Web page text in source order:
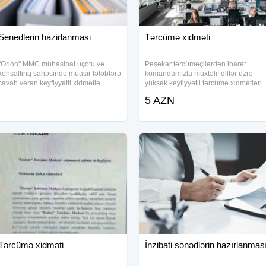
hazirlanmasi
MMC mühasibat uçotu və
konsaltinq sahəsində müasir tələblərə
verən keyfiyyətli xidmətlə
Tərcümə xidməti
Peşəkar tərcüməçilərdən ibarət
komandamızla müxtəlif dillər üzrə
yüksək keyfiyyətli tərcümə xidmətləri
dəqiq, etibarlı və sürətli tərcümə
Sənədlərin
5 AZN
xidməti İnzibati sənədlərin hazırlanması